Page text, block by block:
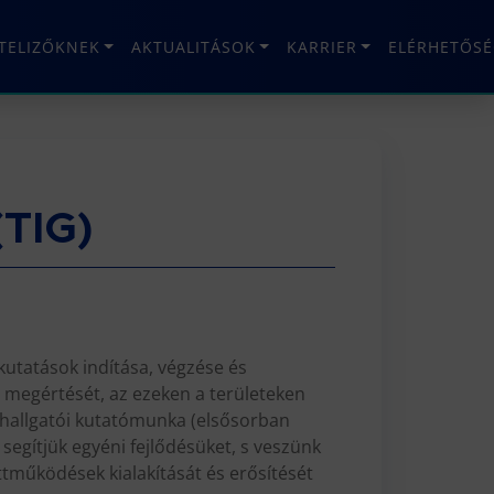
AKTUALITÁSOK KARRIER
indítása, végzése és
az ezeken a területeken
kutatómunka (elsősorban
egyéni fejlődésüket, s veszünk
kialakítását és erősítését